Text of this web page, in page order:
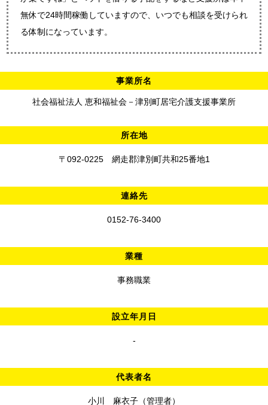
無休で24時間稼働していますので、いつでも相談を受けられ
る体制になっています。
事業所名
社会福祉法人 恵和福祉会－津別町居宅介護支援事業所
所在地
〒092-0225 網走郡津別町共和25番地1
連絡先
0152-76-3400
業種
事務職業
設立年月日
-
代表者名
小川 麻衣子（管理者）